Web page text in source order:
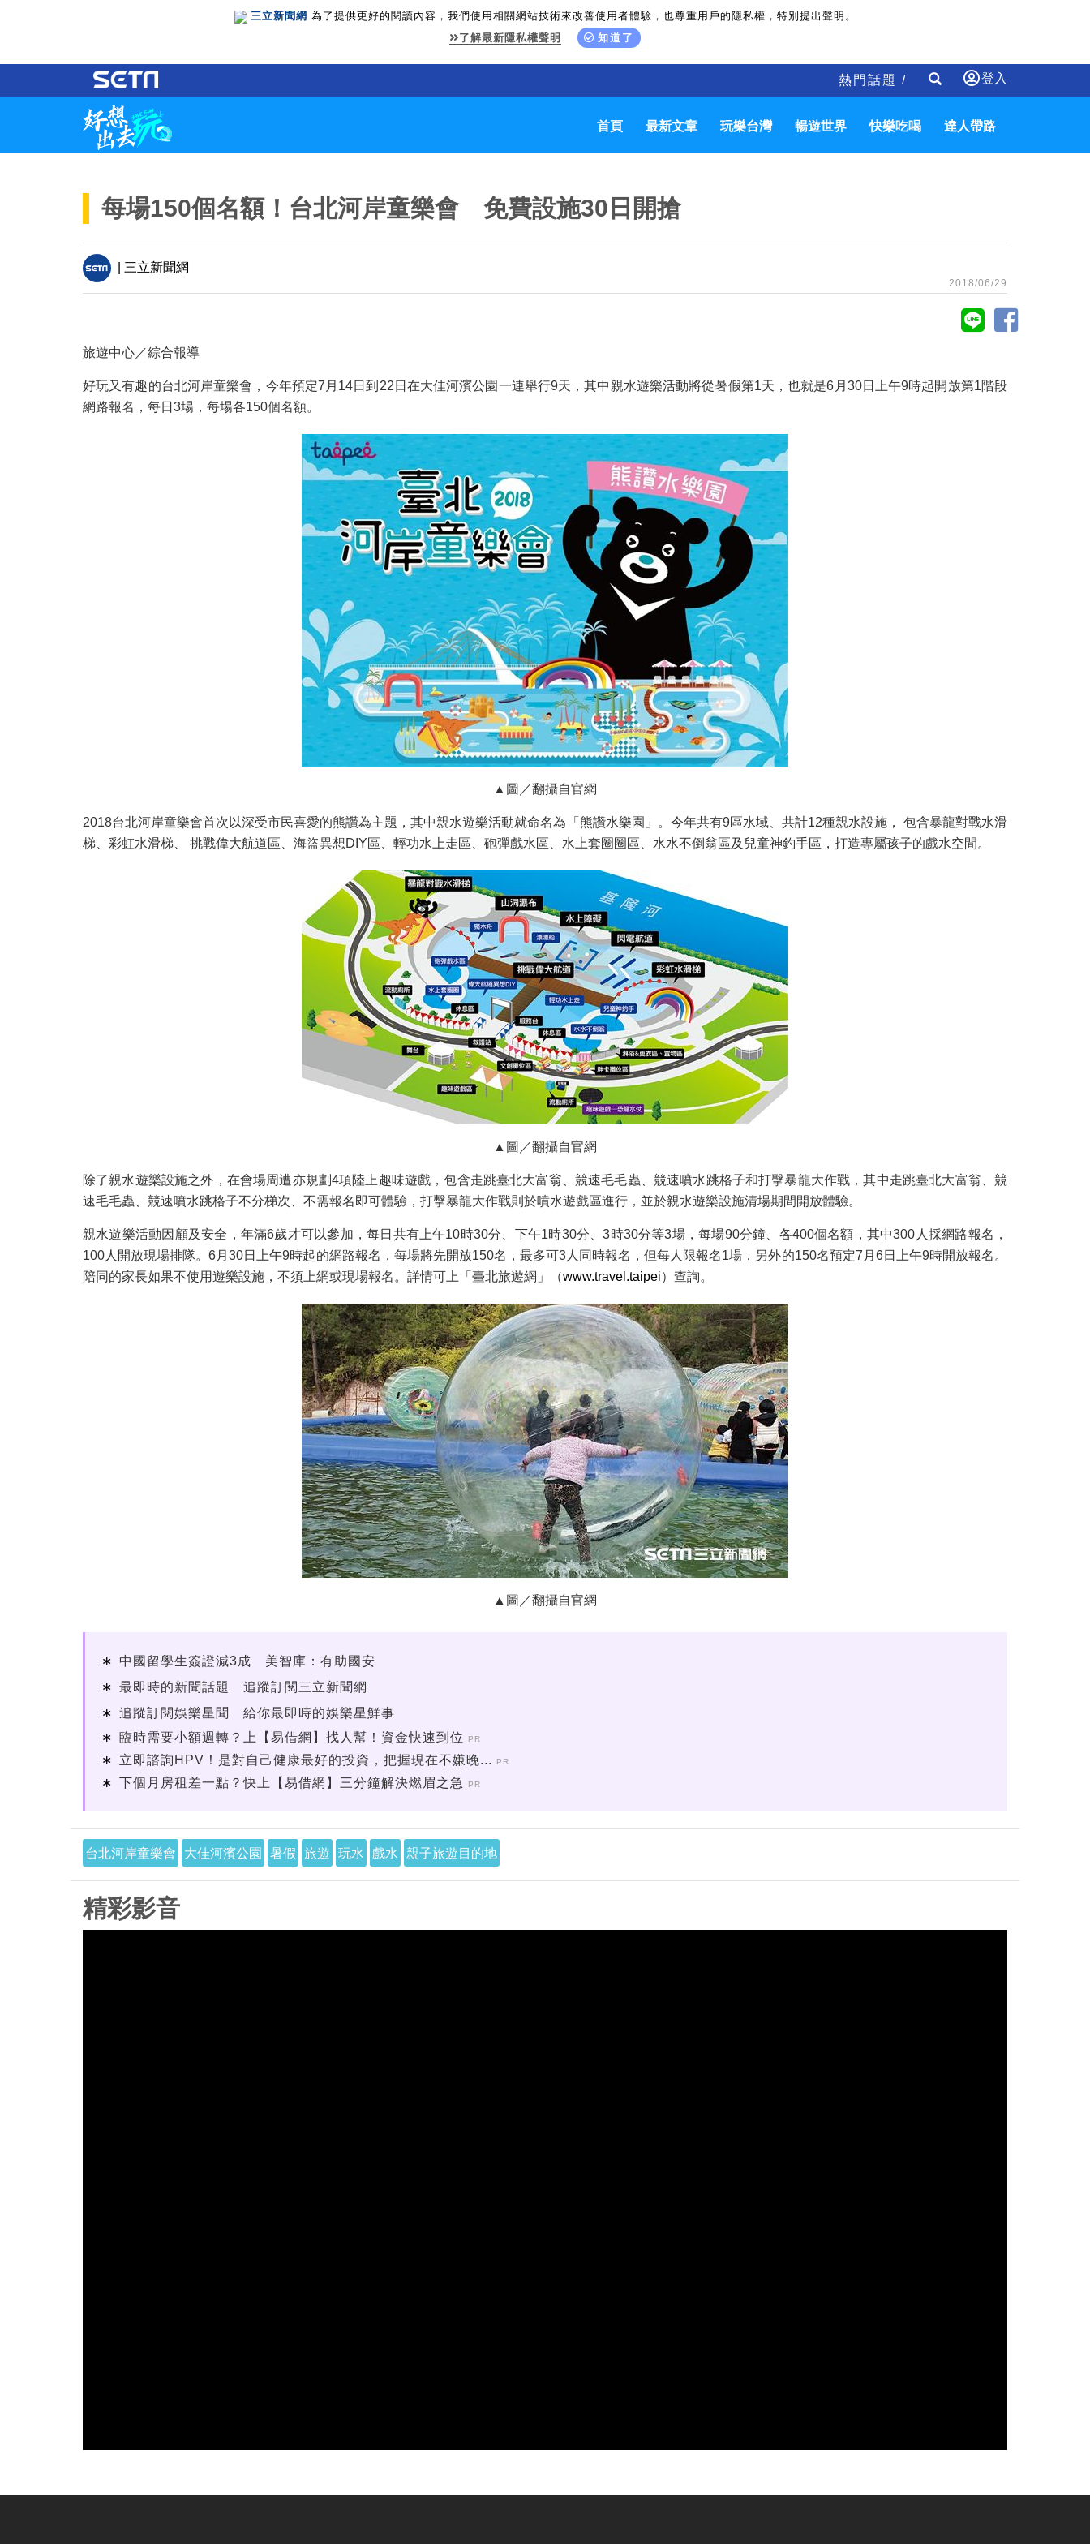
三立新聞網 為了提供更好的閱讀內容，我們使用相關網站技術來改善使用者體驗，也尊重用戶的隱私權，特別提出聲明。
了解最新隱私權聲明
知道了
登入
熱門話題 /
首頁 最新文章 玩樂台灣 暢遊世界 快樂吃喝 達人帶路
每場150個名額！台北河岸童樂會 免費設施30日開搶
| 三立新聞網
2018/06/29
旅遊中心／綜合報導
好玩又有趣的台北河岸童樂會，今年預定7月14日到22日在大佳河濱公園一連舉行9天，其中親水遊樂活動將從暑假第1天，也就是6月30日上午9時起開放第1階段
網路報名，每日3場，每場各150個名額。
▲圖／翻攝自官網
2018台北河岸童樂會首次以深受市民喜愛的熊讚為主題，其中親水遊樂活動就命名為「熊讚水樂園」。今年共有9區水域、共計12種親水設施， 包含暴龍對戰水滑
梯、彩虹水滑梯、 挑戰偉大航道區、海盜異想DIY區、輕功水上走區、砲彈戲水區、水上套圈圈區、水水不倒翁區及兒童神釣手區，打造專屬孩子的戲水空間。
▲圖／翻攝自官網
除了親水遊樂設施之外，在會場周遭亦規劃4項陸上趣味遊戲，包含走跳臺北大富翁、競速毛毛蟲、競速噴水跳格子和打擊暴龍大作戰，其中走跳臺北大富翁、競
速毛毛蟲、競速噴水跳格子不分梯次、不需報名即可體驗，打擊暴龍大作戰則於噴水遊戲區進行，並於親水遊樂設施清場期間開放體驗。
親水遊樂活動因顧及安全，年滿6歲才可以參加，每日共有上午10時30分、下午1時30分、3時30分等3場，每場90分鐘、各400個名額，其中300人採網路報名，
100人開放現場排隊。6月30日上午9時起的網路報名，每場將先開放150名，最多可3人同時報名，但每人限報名1場，另外的150名預定7月6日上午9時開放報名。
陪同的家長如果不使用遊樂設施，不須上網或現場報名。詳情可上「臺北旅遊網」（www.travel.taipei）查詢。
▲圖／翻攝自官網
中國留學生簽證減3成 美智庫：有助國安
最即時的新聞話題 追蹤訂閱三立新聞網
追蹤訂閱娛樂星聞 給你最即時的娛樂星鮮事
臨時需要小額週轉？上【易借網】找人幫！資金快速到位
PR
立即諮詢HPV！是對自己健康最好的投資，把握現在不嫌晚... PR
下個月房租差一點？快上【易借網】三分鐘解決燃眉之急 PR
台北河岸童樂會 大佳河濱公園 暑假 旅遊 玩水 戲水 親子旅遊目的地
精彩影音